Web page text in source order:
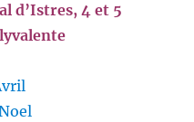
d’Istres, 4 et 5